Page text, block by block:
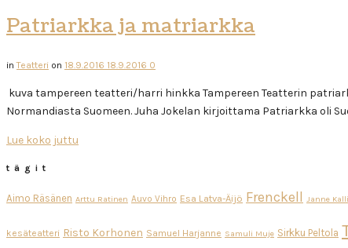
Patriarkka ja matriarkka
inTeatteri on 18.9.2016 18.9.2016 0
kuva tampereen teatteri/harri hinkka Tampereen Teatterin
Normandiasta Suomeen. Juha Jokelan kirjoittama Patriarkka oli
Lue koko juttu
tägit
Aimo Räsänen Arttu Ratinen Auvo Vihro Esa Latva-Äijö Frenckell Janne
kesäteatteri Risto Korhonen Samuel Harjanne Samuli Muje Sirkku Peltola